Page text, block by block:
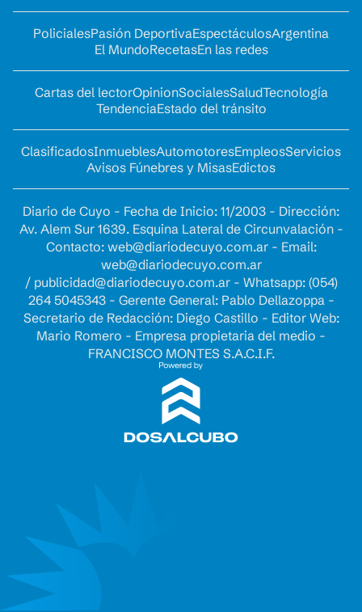
PolicialesPasión DeportivaEspectáculosArgentina
El MundoRecetasEn las redes
Cartas del lectorOpinionSocialesSaludTecnología
TendenciaEstado del tránsito
ClasificadosInmueblesAutomotoresEmpleosServicios
Avisos Fúnebres y MisasEdictos
Diario de Cuyo - Fecha de Inicio: 11/2003 - Dirección:
Av. Alem Sur 1639. Esquina Lateral de Circunvalación -
Contacto: web@diariodecuyo.com.ar- Email:
web@diariodecuyo.com.ar
/ publicidad@diariodecuyo.com.ar- Whatsapp: (054)
264 5045343 - Gerente General: Pablo Dellazoppa -
Secretario de Redacción: Diego Castillo - Editor Web:
Mario Romero - Empresa propietaria del medio -
FRANCISCO MONTES S.A.C.I.F.